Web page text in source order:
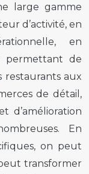
large gamme
d’activité, en
en
de
restaurants aux
de détail,
d’amélioration
En
on peut
transformer